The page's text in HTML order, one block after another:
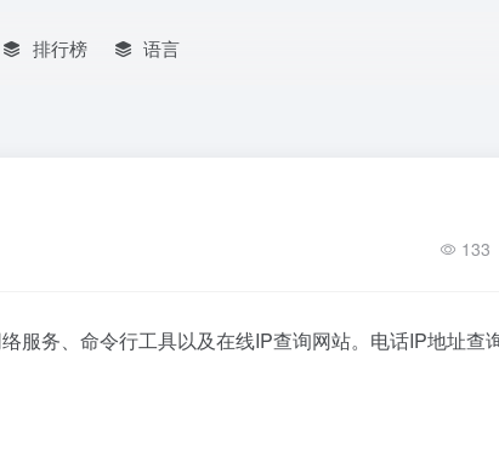
排行榜 语言
133
服务、命令行工具以及在线IP查询网站。电话IP地址查